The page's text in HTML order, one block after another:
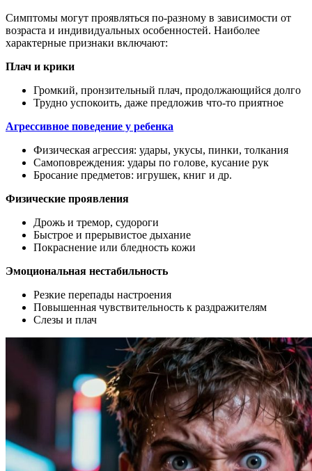
Симптомы могут проявляться по-разному в зависимости от
возраста и индивидуальных особенностей. Наиболее
характерные признаки включают:
Плач и крики
Громкий, пронзительный плач, продолжающийся долго
Трудно успокоить, даже предложив что-то приятное
Агрессивное поведение у ребенка
Физическая агрессия: удары, укусы, пинки, толкания
Самоповреждения: удары по голове, кусание рук
Бросание предметов: игрушек, книг и др.
Физические проявления
Дрожь и тремор, судороги
Быстрое и прерывистое дыхание
Покраснение или бледность кожи
Эмоциональная нестабильность
Резкие перепады настроения
Повышенная чувствительность к раздражителям
Слезы и плач